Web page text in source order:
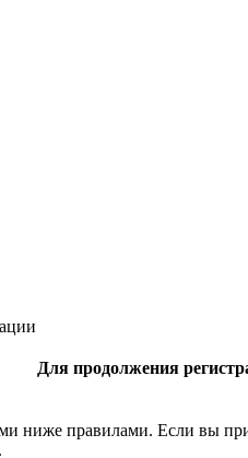
Для продолжения
ниже правилами. Если вы